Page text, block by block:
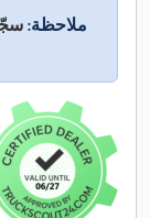
ملاحظة: